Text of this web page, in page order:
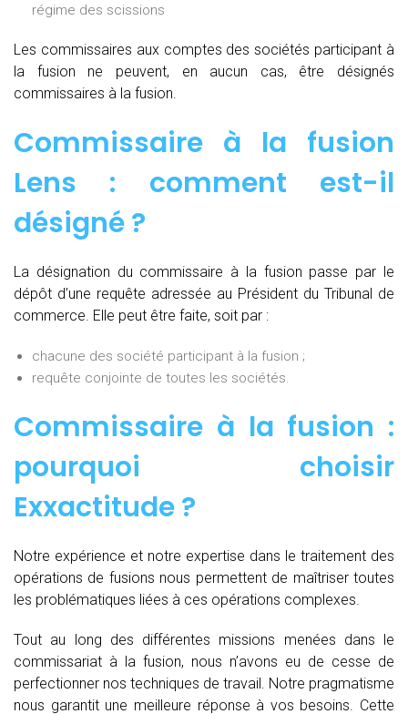
régime des scissions
Les commissaires aux comptes des sociétés participant à
la fusion ne peuvent, en aucun cas, être désignés
commissaires à la fusion.
Commissaire à la fusion
Lens : comment est-il
désigné ?
La désignation du commissaire à la fusion passe par le
dépôt d’une requête adressée au Président du Tribunal de
commerce. Elle peut être faite, soit par :
chacune des société participant à la fusion ;
requête conjointe de toutes les sociétés.
Commissaire à la fusion :
pourquoi choisir
Exxactitude ?
Notre expérience et notre expertise dans le traitement des
opérations de fusions nous permettent de maîtriser toutes
les problématiques liées à ces opérations complexes.
Tout au long des différentes missions menées dans le
commissariat à la fusion, nous n’avons eu de cesse de
perfectionner nos techniques de travail. Notre pragmatisme
nous garantit une meilleure réponse à vos besoins. Cette